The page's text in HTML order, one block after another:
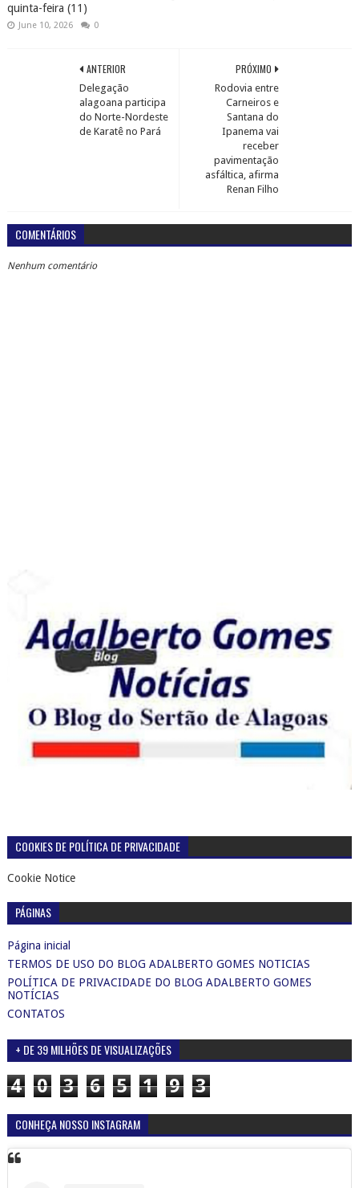
quinta-feira (11)
June 10, 2026 0
PRÓXIMO
Rodovia entre
Carneiros e
Santana do
Ipanema vai
receber
pavimentação
asfáltica, afirma
Renan Filho
ANTERIOR
Delegação
alagoana participa
do Norte-Nordeste
de Karatê no Pará
COMENTÁRIOS
Nenhum comentário
COOKIES DE POLÍTICA DE PRIVACIDADE
Cookie Notice
PÁGINAS
Página inicial
TERMOS DE USO DO BLOG ADALBERTO GOMES NOTICIAS
POLÍTICA DE PRIVACIDADE DO BLOG ADALBERTO GOMES
NOTÍCIAS
CONTATOS
+ DE 39 MILHÕES DE VISUALIZAÇÕES
4 0 3 6 5 1 9 3
CONHEÇA NOSSO INSTAGRAM